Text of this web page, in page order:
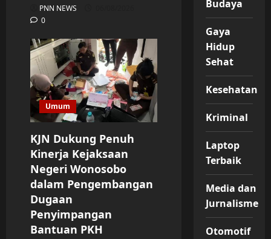
PNN NEWS
0
Umum
KJN Dukung Penuh
Kinerja Kejaksaan
Negeri Wonosobo
dalam Pengembangan
Dugaan
Penyimpangan
Bantuan PKH
Budaya
Gaya
Hidup
Sehat
Kesehatan
Kriminal
Laptop
Terbaik
Media dan
Jurnalisme
Otomotif